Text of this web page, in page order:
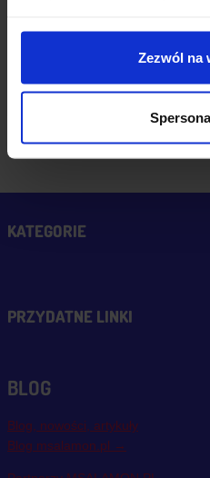
Zezwól na
zebranych i
przez
KATEGORIE
PRZYDATNE LINKI
BLOG
Blog, nowości, artykuły
Blog msalamon.pl →